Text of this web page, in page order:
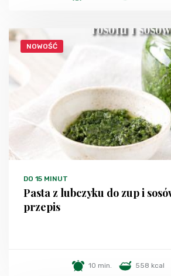
NOWOŚĆ
DO 15 MINUT
Pasta z lubczyku do zup i
przepis
10 min. 558 kcal